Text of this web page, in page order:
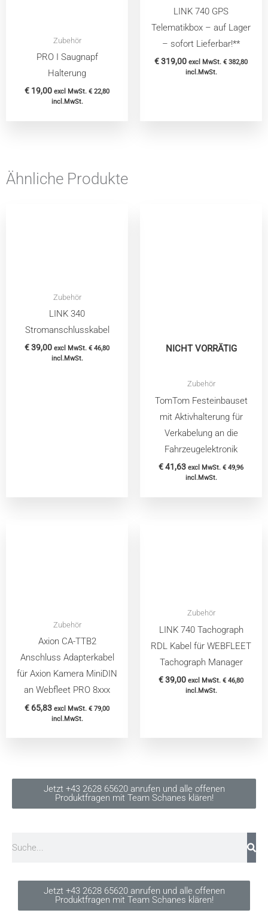
Zubehör
PRO I Saugnapf
Halterung
€ 19,00 excl MwSt. € 22,80
incl.MwSt.
LINK 740 GPS
Telematikbox – auf Lager
– sofort Lieferbar!**
€319,00 excl MwSt. € 382,80
incl.MwSt.
Ähnliche Produkte
Zubehör
LINK 340
Stromanschlusskabel
€39,00 excl MwSt. € 46,80
incl.MwSt.
NICHT VORRÄTIG
Zubehör
TomTom Festeinbauset
mit Aktivhalterung für
Verkabelung an die
Fahrzeugelektronik
€41,63 excl MwSt. € 49,96
incl.MwSt.
Zubehör
Axion CA-TTB2
Anschluss Adapterkabel
für Axion Kamera MiniDIN
an Webfleet PRO 8xxx
€ 65,83 excl MwSt. € 79,00
incl.MwSt.
Zubehör
LINK 740 Tachograph
RDL Kabel für WEBFLEET
Tachograph Manager
€39,00 excl MwSt. € 46,80
incl.MwSt.
Jetzt +43 2628 65620 anrufen und alle offenen
Produktfragen mit Team Schanes klären!
Jetzt +43 2628 65620 anrufen und alle offenen
Produktfragen mit Team Schanes klären!